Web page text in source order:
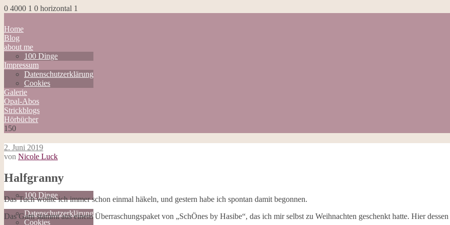
0 4000 1 0 horizontal 1
Home
Blog
about me
100 Dinge
Impressum
Datenschutzerklärung
Cookies
Galerie
Opal-Abos
Strickblogs
Hörbücher
150
Blog
about me
100 Dinge
Impressum
Datenschutzerklärung
Cookies
2. Juni 2019
von Nicole Luck
Halfgranny
Das Tuch wollte ich immer schon einmal häkeln, und gestern habe ich spontan damit begonnen.
Das Garn stammt aus einem Überraschungspaket von „SchÖnes by Hasibe“, das ich mir selbst zu Weihnachten geschenkt hatte. Hier